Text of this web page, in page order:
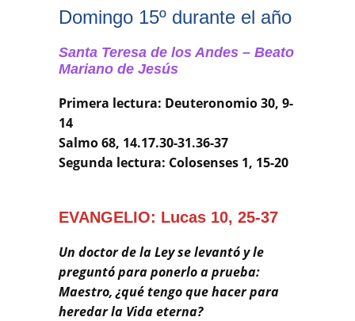
Domingo 15º durante el año
Santa Teresa de los Andes – Beato
Mariano de Jesús
Primera lectura: Deuteronomio 30, 9-
14
Salmo 68, 14.17.30-31.36-37
Segunda lectura: Colosenses 1, 15-20
EVANGELIO: Lucas 10, 25-37
Un doctor de la Ley se levantó y le
preguntó para ponerlo a prueba:
Maestro, ¿qué tengo que hacer para
heredar la Vida eterna?